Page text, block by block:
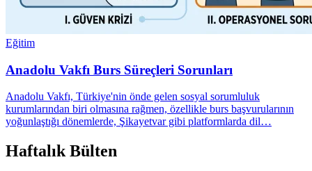
Eğitim
Anadolu Vakfı Burs Süreçleri Sorunları
Anadolu Vakfı, Türkiye'nin önde gelen sosyal sorumluluk
kurumlarından biri olmasına rağmen, özellikle burs başvurularının
yoğunlaştığı dönemlerde, Şikayetvar gibi platformlarda dil…
Haftalık Bülten